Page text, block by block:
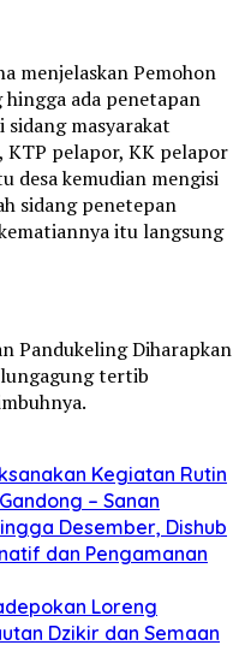
menjelaskan Pemohon
ada penetapan
sidang masyarakat
KTP pelapor, KK pelapor
desa kemudian mengisi
sidang penetepan
itu langsung
Pandukeling Diharapkan
tertib
Kegiatan Rutin
– Sanan
Desember, Dishub
dan Pengamanan
Loreng
Dzikir dan Semaan